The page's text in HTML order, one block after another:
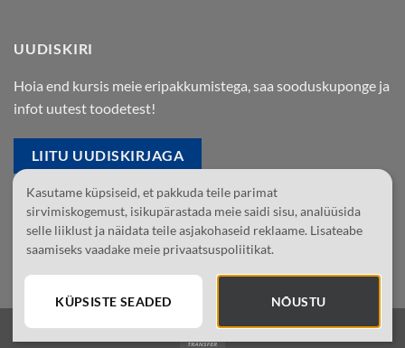
UUDISKIRI
Hoia end kursis meie eripakkumistega, saa sooduskuponge ja
infot uutest toodetest!
LIITU UUDISKIRJAGA
Jälgi meid Facebookis
Jälgi meid Instagramis
Bank
Kasutame küpsiseid, et pakkuda teile parimat
sirvimiskogemust, isikupärastada meie saidi sisu, analüüsida
selle liiklust ja näidata teile asjakohaseid reklaame. Lisateabe
saamiseks vaadake meie privaatsuspoliitikat.
NÕUSTU
KÜPSISTE SEADED